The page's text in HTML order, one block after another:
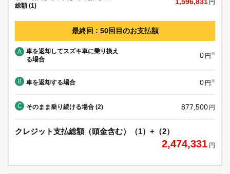
総額 (1)
円
最終回 : 50回目のお支払額
A
車を返却してスズキ車に乗り換え
る場合
0 円 ※
B 車を返却する場合 0 円 ※
C そのまま乗り続ける場合 (2) 877,500 円
クレジット支払総額（頭金含む）（1）+（2）
2,474,331 円